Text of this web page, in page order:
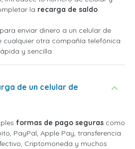
la recarga de saldo.
enviar dinero a un celular de
cualquier otra compañía telefónica
y sencilla.
de un celular de
formas de pago seguras como
PayPal, Apple Pay, transferencia
Criptomoneda y muchos